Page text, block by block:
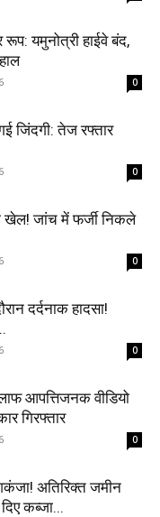
रूप: यमुनोत्री हाईवे बंद,
0
जिंदगी: तेज रफ्तार
0
खेल! जांच में फर्जी निकले
0
दर्दनाक हादसा!
0
आपत्तिजनक वीडियो
गिरफ्तार
0
अतिरिक्त जमीन
कब्जा...